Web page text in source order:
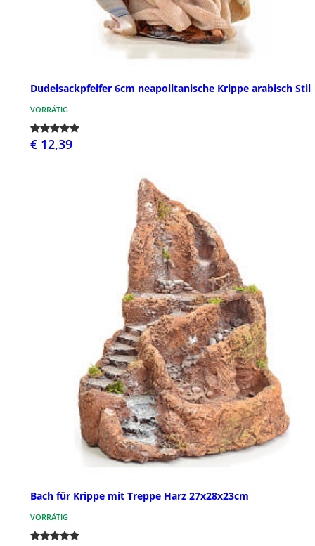
Dudelsackpfeifer 6cm neapolitanische Krippe arabisch Stil
VORRÄTIG
€ 12,39
Bach für Krippe mit Treppe Harz 27x28x23cm
VORRÄTIG